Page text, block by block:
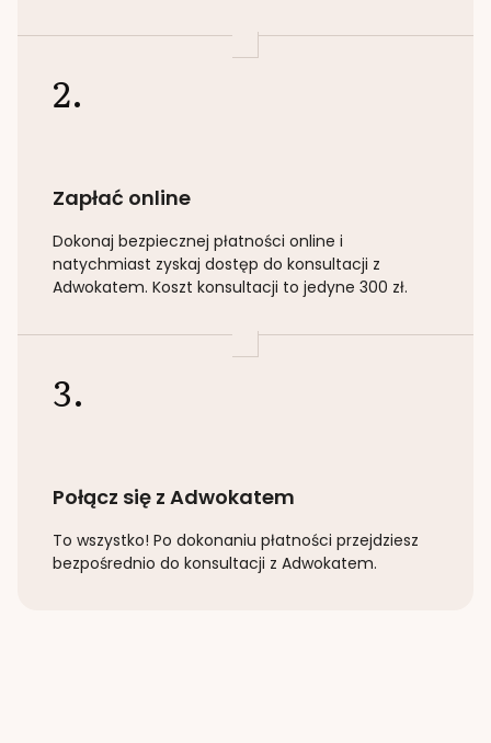
2.
Zapłać online
Dokonaj bezpiecznej płatności online i
natychmiast zyskaj dostęp do konsultacji z
Adwokatem. Koszt konsultacji to jedyne 300 zł.
3.
Połącz się z Adwokatem
To wszystko! Po dokonaniu płatności przejdziesz
bezpośrednio do konsultacji z Adwokatem.